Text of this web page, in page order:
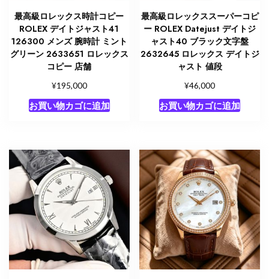
最高級ロレックス時計コピー
ROLEX デイトジャスト41
126300 メンズ 腕時計 ミント
グリーン 2633651 ロレックス
コピー 店舗
¥195,000
お買い物カゴに追加
最高級ロレックススーパーコピ
ー ROLEX Datejust デイトジ
ャスト40 ブラック文字盤
2632645 ロレックス デイトジ
ャスト 値段
¥46,000
お買い物カゴに追加